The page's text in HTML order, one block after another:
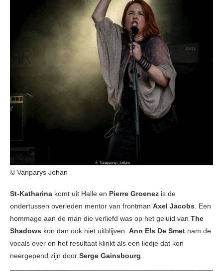
© Vanparys Johan
St-Katharina komt uit Halle en Pierre Groenez is de
ondertussen overleden mentor van frontman Axel Jacobs. Een
hommage aan de man die verliefd was op het geluid van The
Shadows kon dan ook niet uitblijven. Ann Els De Smet nam de
vocals over en het resultaat klinkt als een liedje dat kon
neergepend zijn door Serge Gainsbourg.